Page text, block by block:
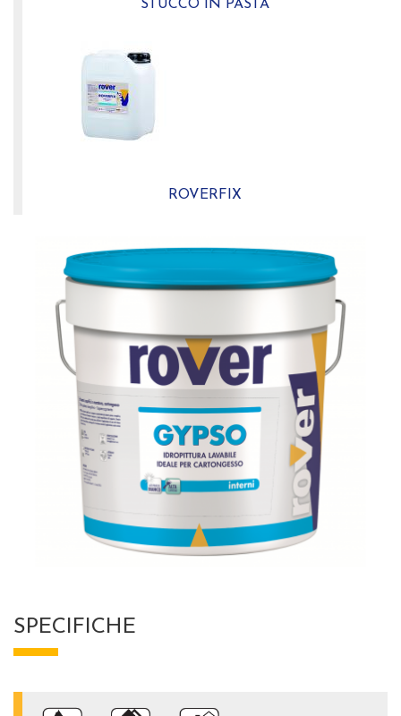
STUCCO IN PASTA
ROVERFIX
SPECIFICHE